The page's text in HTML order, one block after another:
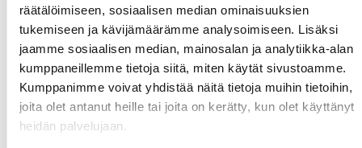
räätälöimiseen, sosiaalisen median ominaisuuksien
tukemiseen ja kävijämäärämme analysoimiseen. Lisäksi
jaamme sosiaalisen median, mainosalan ja analytiikka-alan
kumppaneillemme tietoja siitä, miten käytät sivustoamme.
Kumppanimme voivat yhdistää näitä tietoja muihin tietoihin,
joita olet antanut heille tai joita on kerätty, kun olet käyttänyt
heidän palvelujaan.
Kierukkavaihteiden hyötysuhde on tyypillisesti 95-
98 prosenttia, kun taas suorahammastuksien
hammasvaihteissa se jää 90-95 prosenttiin ja
kartiovaihteissa 85-92 prosenttiin. Ero johtuu
kierukkavaihteiden suuremmasta kosketuspinta-
alasta ja tasaisemmasta voimansiirrosta.